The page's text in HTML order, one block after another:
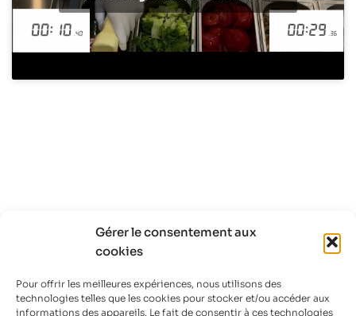
Gérer le consentement aux
cookies
Pour offrir les meilleures expériences, nous utilisons des
technologies telles que les cookies pour stocker et/ou accéder aux
informations des appareils. Le fait de consentir à ces technologies